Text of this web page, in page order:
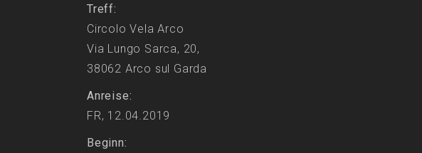
Treff:
Circolo Vela Arco
Via Lungo Sarca, 20,
38062 Arco sul Garda
Anreise:
FR, 12.04.2019
Beginn: